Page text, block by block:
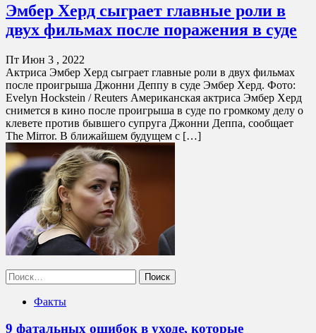
Эмбер Херд сыграет главные роли в
двух фильмах после поражения в суде
Пт Июн 3 , 2022
Актриса Эмбер Херд сыграет главные роли в двух фильмах
после проигрыша Джонни Деппу в суде Эмбер Херд. Фото:
Evelyn Hockstein / Reuters Американская актриса Эмбер Херд
снимется в кино после проигрыша в суде по громкому делу о
клевете против бывшего супруга Джонни Деппа, сообщает
The Mirror. В ближайшем будущем с […]
Найти:
Факты
9 фатальных ошибок в уходе, которые